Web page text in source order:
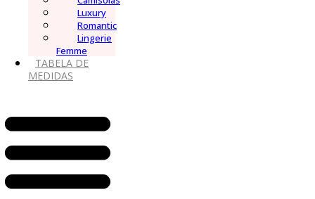
Luxury
Romantic
Lingerie
Femme
TABELA DE
MEDIDAS